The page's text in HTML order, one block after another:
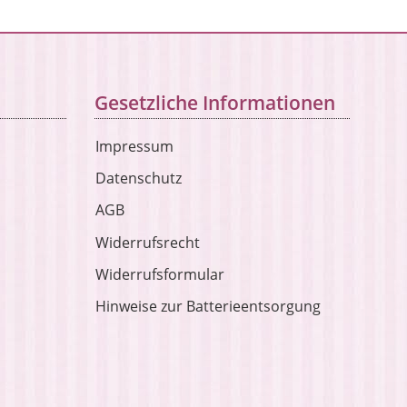
Gesetzliche Informationen
Impressum
Datenschutz
AGB
Widerrufsrecht
Widerrufsformular
Hinweise zur Batterieentsorgung